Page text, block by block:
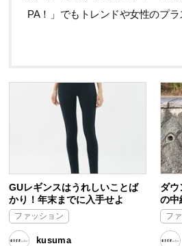
PA！」でもトレンドや女性のプ
GUレギンスはうれしいことば
かり！年末までに入手せよ
ファッション
kusuma
ダウ
の中
フ